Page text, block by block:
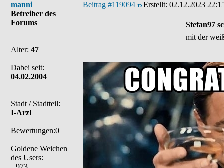
manni
Betreiber des
Forums
Alter: 47
Dabei seit:
04.02.2004
Stadt / Stadtteil:
I-Arzl
Bewertungen:0
Goldene Weichen
des Users:
Beitrag #119094 Erstellt: 02.12.2023
Stefan97
mit der